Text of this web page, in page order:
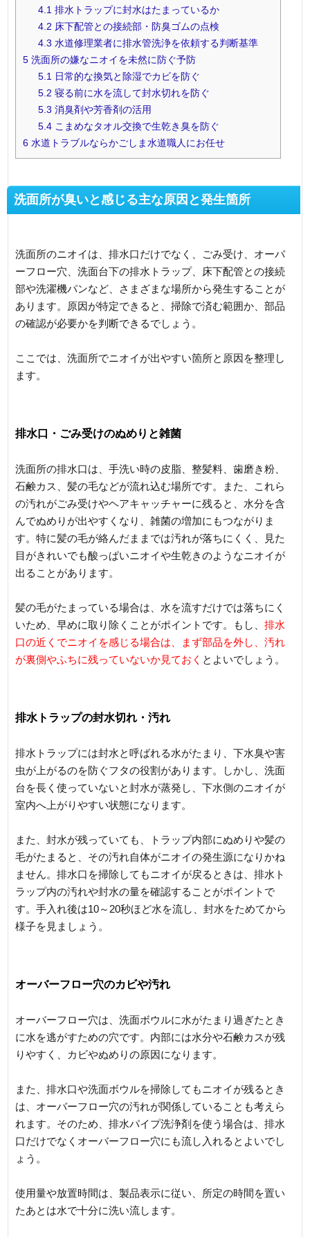
4.1 排水トラップに封水はたまっているか
4.2 床下配管との接続部・防臭ゴムの点検
4.3 水道修理業者に排水管洗浄を依頼する判断基準
5 洗面所の嫌なニオイを未然に防ぐ予防
5.1 日常的な換気と除湿でカビを防ぐ
5.2 寝る前に水を流して封水切れを防ぐ
5.3 消臭剤や芳香剤の活用
5.4こまめなタオル交換で生乾き臭を防ぐ
6 水道トラブルならかごしま水道職人にお任せ
洗面所が臭いと感じる主な原因と発生箇所
洗面所のニオイは、排水口だけでなく、ごみ受け、オーバ
ーフロー穴、洗面台下の排水トラップ、床下配管との接続
部や洗濯機パンなど、さまざまな場所から発生することが
あります。原因が特定できると、掃除で済む範囲か、部品
の確認が必要かを判断できるでしょう。
ここでは、洗面所でニオイが出やすい箇所と原因を整理し
ます。
排水口・ごみ受けのぬめりと雑菌
洗面所の排水口は、手洗い時の皮脂、整髪料、歯磨き粉、
石鹸カス、髪の毛などが流れ込む場所です。また、これら
の汚れがごみ受けやヘアキャッチャーに残ると、水分を含
んでぬめりが出やすくなり、雑菌の増加にもつながりま
す。特に髪の毛が絡んだままでは汚れが落ちにくく、見た
目がきれいでも酸っぱいニオイや生乾きのようなニオイが
出ることがあります。
髪の毛がたまっている場合は、水を流すだけでは落ちにく
いため、早めに取り除くことがポイントです。もし、排水
口の近くでニオイを感じる場合は、まず部品を外し、汚れ
が裏側やふちに残っていないか見ておく とよいでしょう。
排水トラップの封水切れ・汚れ
排水トラップには封水と呼ばれる水がたまり、下水臭や害
虫が上がるのを防ぐフタの役割があります。しかし、洗面
台を長く使っていないと封水が蒸発し、下水側のニオイが
室内へ上がりやすい状態になります。
また、封水が残っていても、トラップ内部にぬめりや髪の
毛がたまると、その汚れ自体がニオイの発生源になりかね
ません。排水口を掃除してもニオイが戻るときは、排水ト
ラップ内の汚れや封水の量を確認することがポイントで
す。手入れ後は10～20秒ほど水を流し、封水をためてから
様子を見ましょう。
オーバーフロー穴のカビや汚れ
オーバーフロー穴は、洗面ボウルに水がたまり過ぎたとき
に水を逃がすための穴です。内部には水分や石鹸カスが残
りやすく、カビやぬめりの原因になります。
また、排水口や洗面ボウルを掃除してもニオイが残るとき
は、オーバーフロー穴の汚れが関係していることも考えら
れます。そのため、排水パイプ洗浄剤を使う場合は、排水
口だけでなくオーバーフロー穴にも流し入れるとよいでし
ょう。
使用量や放置時間は、製品表示に従い、所定の時間を置い
たあとは水で十分に洗い流します。